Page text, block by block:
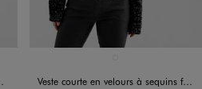
Veste courte en velours à sequins femme